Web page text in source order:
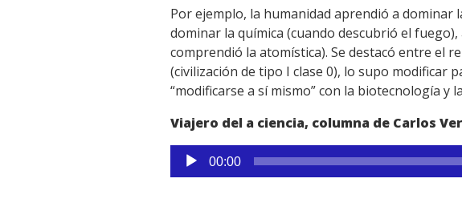
LinkPor ejemplo, la humanidad aprendió a
dominar la química (cuando descubrió el
comprendió la atomística). Se destacó entre el
(civilización de tipo I clase 0), lo supo modificar
“modificarse a sí mismo” con la biotecnología y
Viajero del a ciencia, columna de Carlos
Reproductor
de
00:00